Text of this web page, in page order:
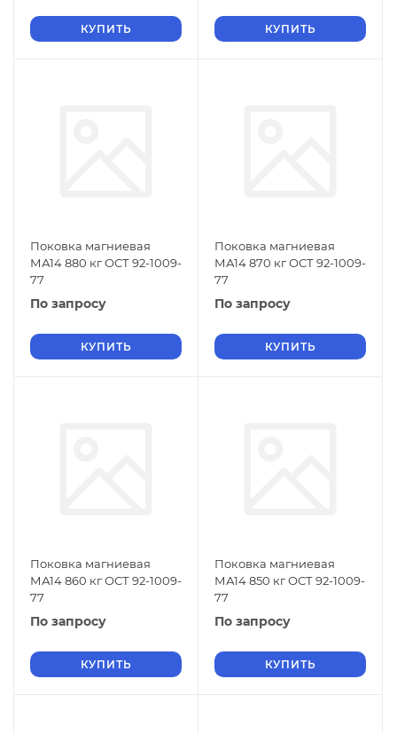
КУПИТЬ КУПИТЬ
Поковка магниевая
МА14 880 кг ОСТ 92-1009-
77
По запросу
КУПИТЬ
Поковка магниевая
МА14 870 кг ОСТ 92-1009-
77
По запросу
КУПИТЬ
Поковка магниевая
МА14 860 кг ОСТ 92-1009-
77
По запросу
КУПИТЬ
Поковка магниевая
МА14 850 кг ОСТ 92-1009-
77
По запросу
КУПИТЬ